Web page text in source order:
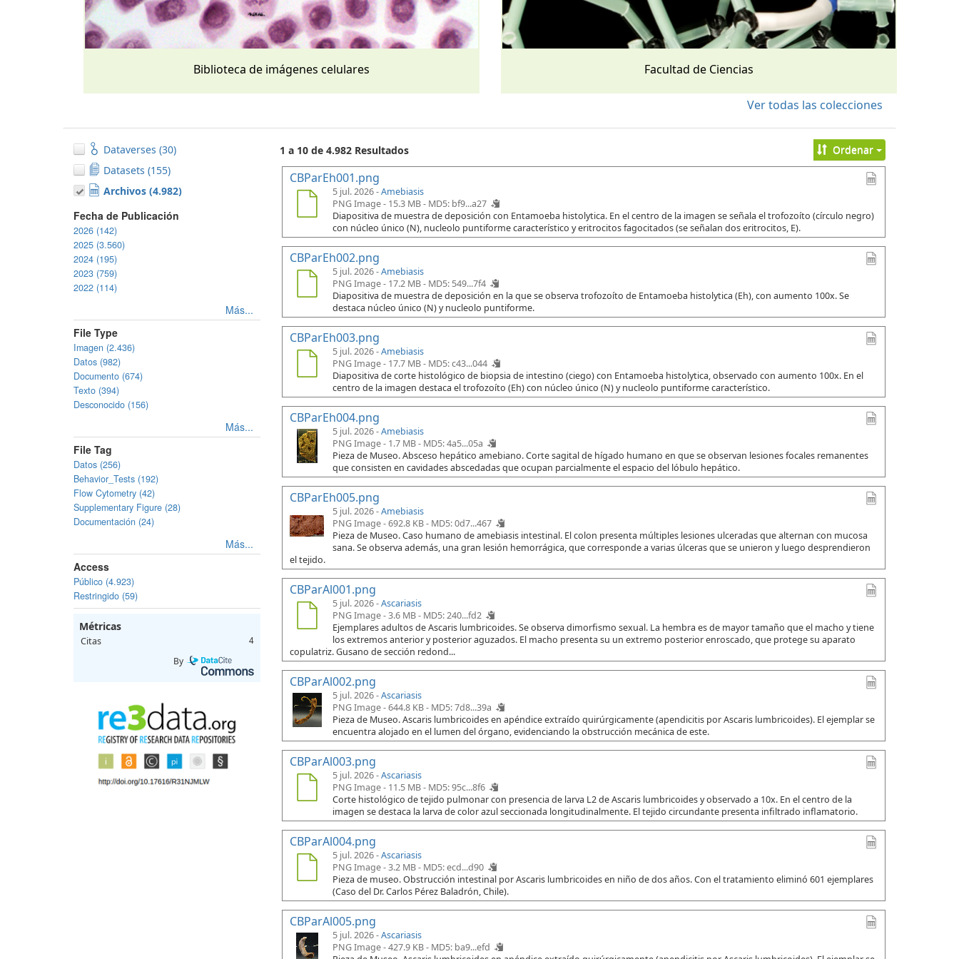
Biblioteca de imágenes celulares Facultad de Ciencias
Ver todas las colecciones
Dataverses (30)
Datasets (155)
Archivos (4.982)
Fecha de Publicación
2026 (142)
2025 (3.560)
2024 (195)
2023 (759)
2022 (114)
Más...
File Type
Imagen (2.436)
Datos (982)
Documento (674)
Texto (394)
Desconocido (156)
Más...
File Tag
Datos (256)
Behavior_Tests (192)
Flow Cytometry (42)
Supplementary Figure (28)
Documentación (24)
Más...
Access
Público (4.923)
Restringido (59)
Métricas
Citas 4
By
1 a 10 de 4.982 Resultados Ordenar
CBParEh001.png
5 jul. 2026 -Amebiasis
PNG Image - 15.3 MB - MD5: bf9...a27
Diapositiva de muestra de deposición con Entamoeba histolytica. En el centro de la imagen se señala el trofozoíto (círculo negro)
con núcleo único (N), nucleolo puntiforme característico y eritrocitos fagocitados (se señalan dos eritrocitos, E).
CBParEh002.png
5 jul. 2026 -Amebiasis
PNG Image - 17.2 MB - MD5: 549...7f4
Diapositiva de muestra de deposición en la que se observa trofozoíto de Entamoeba histolytica (Eh), con aumento 100x. Se
destaca núcleo único (N) y nucleolo puntiforme.
CBParEh003.png
5 jul. 2026 -Amebiasis
PNG Image - 17.7 MB - MD5: c43...044
Diapositiva de corte histológico de biopsia de intestino (ciego) con Entamoeba histolytica, observado con aumento 100x. En el
centro de la imagen destaca el trofozoíto (Eh) con núcleo único (N) y nucleolo puntiforme característico.
CBParEh004.png
5 jul. 2026 -Amebiasis
PNG Image - 1.7 MB - MD5: 4a5...05a
Pieza de Museo. Absceso hepático amebiano. Corte sagital de hígado humano en que se observan lesiones focales remanentes
que consisten en cavidades abscedadas que ocupan parcialmente el espacio del lóbulo hepático.
CBParEh005.png
5 jul. 2026 -Amebiasis
PNG Image - 692.8 KB - MD5: 0d7...467
Pieza de Museo. Caso humano de amebiasis intestinal. El colon presenta múltiples lesiones ulceradas que alternan con mucosa
sana. Se observa además, una gran lesión hemorrágica, que corresponde a varias úlceras que se unieron y luego desprendieron
el tejido.
CBParAl001.png
5 jul. 2026 -Ascariasis
PNG Image - 3.6 MB - MD5: 240...fd2
Ejemplares adultos de Ascaris lumbricoides. Se observa dimorfismo sexual. La hembra es de mayor tamaño que el macho y tiene
los extremos anterior y posterior aguzados. El macho presenta su un extremo posterior enroscado, que protege su aparato
copulatriz. Gusano de sección redond...
CBParAl002.png
5 jul. 2026 -Ascariasis
PNG Image - 644.8 KB - MD5: 7d8...39a
Pieza de Museo. Ascaris lumbricoides en apéndice extraído quirúrgicamente (apendicitis por Ascaris lumbricoides). El ejemplar se
encuentra alojado en el lumen del órgano, evidenciando la obstrucción mecánica de este.
CBParAl003.png
5 jul. 2026 -Ascariasis
PNG Image - 11.5 MB - MD5: 95c...8f6
Corte histológico de tejido pulmonar con presencia de larva L2 de Ascaris lumbricoides y observado a 10x. En el centro de la
imagen se destaca la larva de color azul seccionada longitudinalmente. El tejido circundante presenta infiltrado inflamatorio.
CBParAl004.png
5 jul. 2026 -Ascariasis
PNG Image - 3.2 MB - MD5: ecd...d90
Pieza de museo. Obstrucción intestinal por Ascaris lumbricoides en niño de dos años. Con el tratamiento eliminó 601 ejemplares
(Caso del Dr. Carlos Pérez Baladrón, Chile).
CBParAl005.png
5 jul. 2026 -Ascariasis
PNG Image - 427.9 KB - MD5: ba9...efd